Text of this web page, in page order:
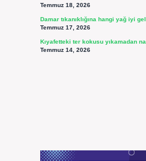
Temmuz 18, 2026
Damar tıkanıklığına hangi yağ iyi
Temmuz 17, 2026
Kıyafetteki ter kokusu yıkamadan
Temmuz 14, 2026